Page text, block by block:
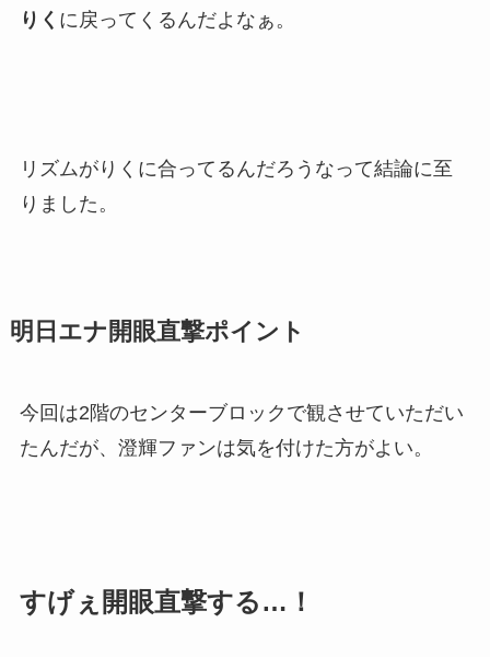
りく に戻ってくるんだよなぁ。
リズムがりくに合ってるんだろうなって結論に至
りました。
明日エナ開眼直撃ポイント
今回は2階のセンターブロックで観させていただい
たんだが、 澄輝ファンは気を付けた方がよい。
すげぇ開眼直撃する…！